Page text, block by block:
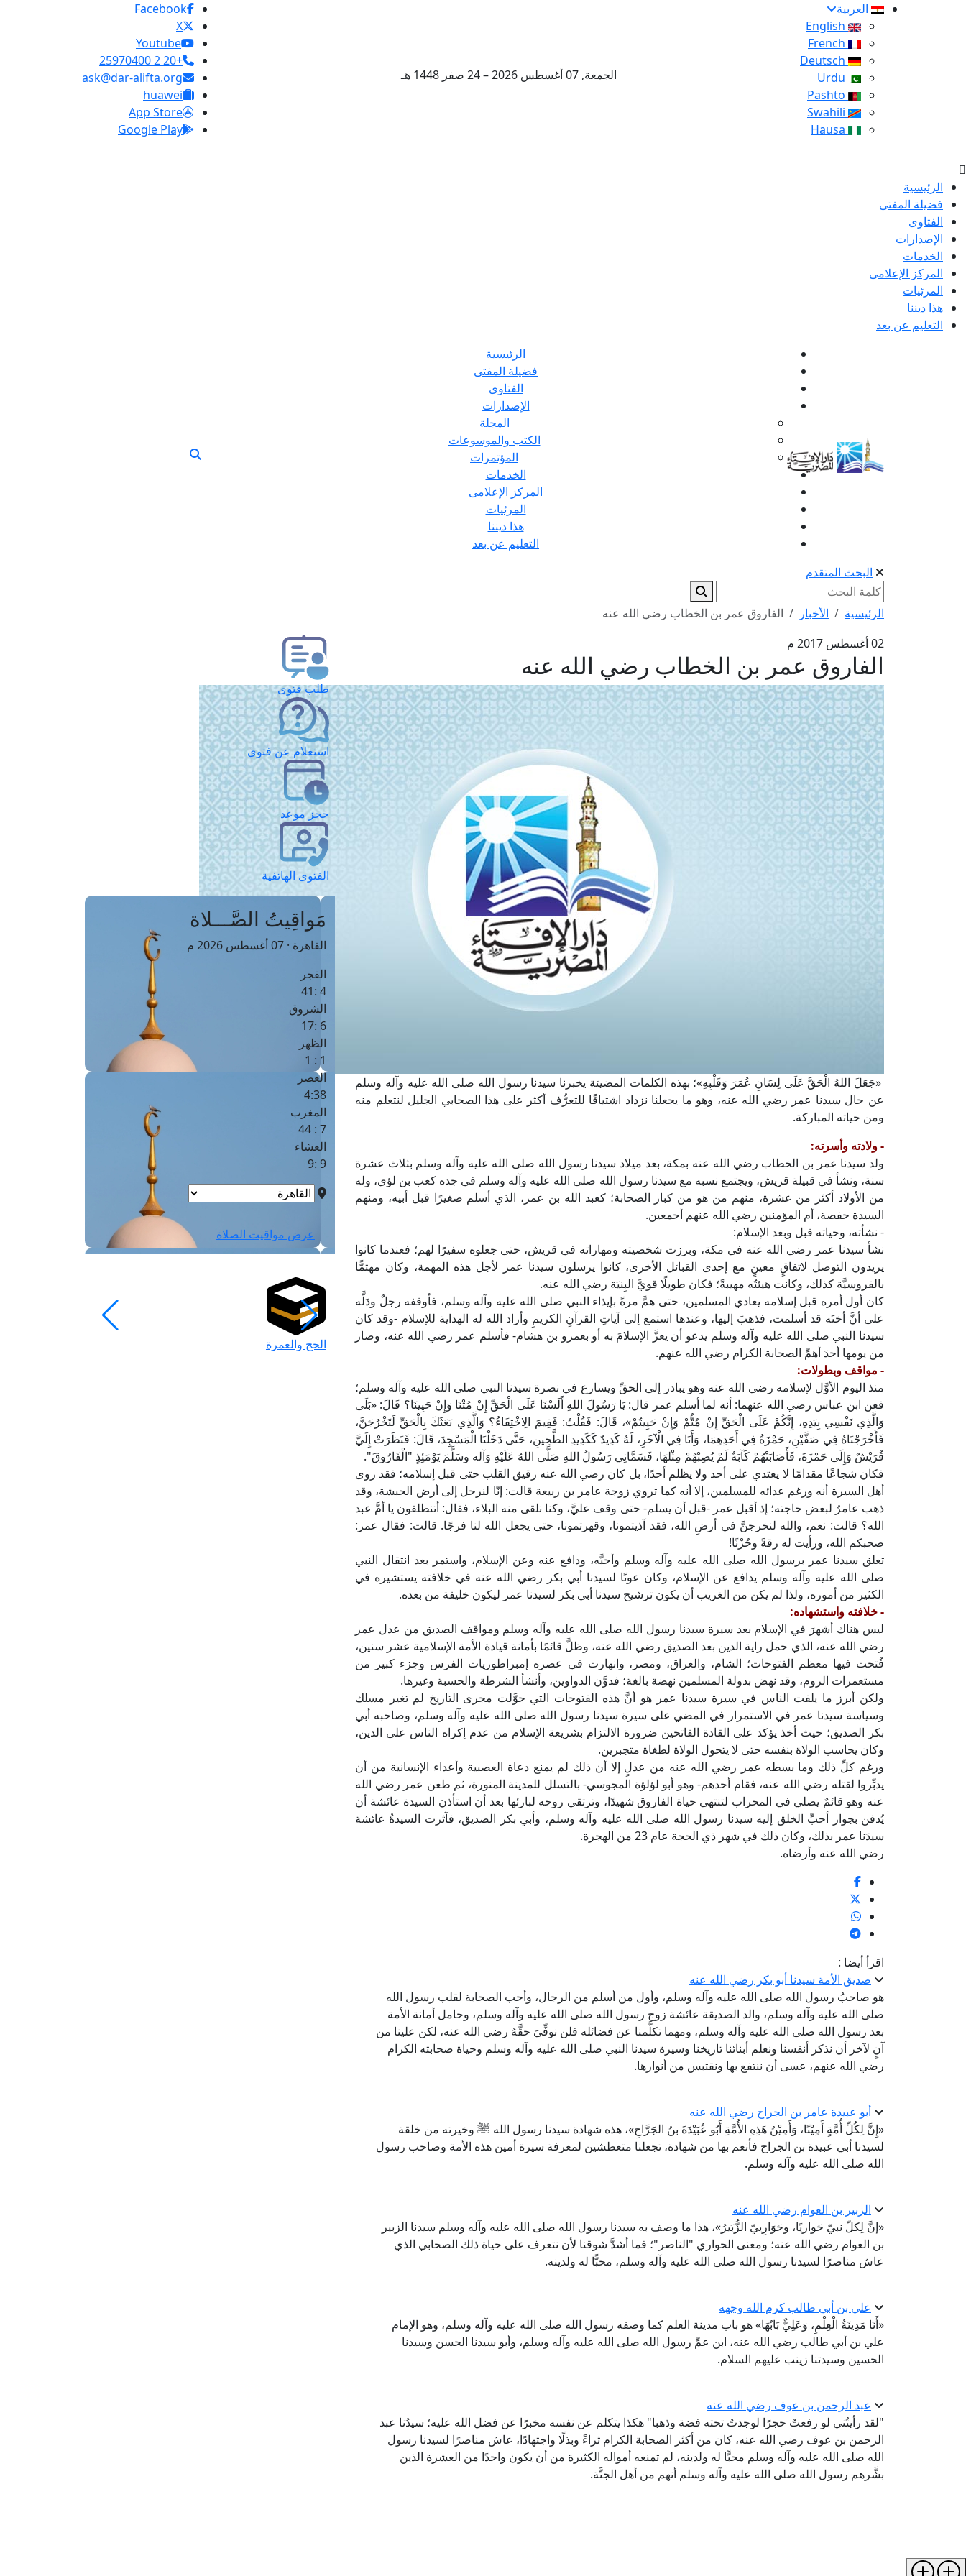
العربية
الجمعة, 07 أغسطس 2026 – 24 صفر 1448 هـ
Facebook
X
Youtube
+20 2 25970400
ask@dar-alifta.org
huawei
App Store
Google Play
الرئيسية
فضيلة المفتى
الفتاوى
الإصدارات
الخدمات
المركز الإعلامى
المرئيات
هذا ديننا
التعليم عن بعد
الرئيسية
فضيلة المفتى
الفتاوى
الإصدارات
المجلة
الكتب والموسوعات
المؤتمرات
الخدمات
المركز الإعلامى
المرئيات
هذا ديننا
التعليم عن بعد
البحث المتقدم
الرئيسية الأخبار
الفاروق عمر بن الخطاب رضي الله عنه
02 أغسطس 2017 م
الفاروق عمر بن الخطاب رضي الله عنه
«جَعَلَ اللهُ الْحَقَّ عَلَى لِسَانِ عُمَرَ وَقَلْبِهِ»؛ بهذه الكلمات المضيئة يخبرنا سيدنا رسول الله صلى الله عليه وآله وسلم
عن حال سيدنا عمر رضي الله عنه، وهو ما يجعلنا نزداد اشتياقًا للتعرُّف أكثر على هذا الصحابي الجليل لنتعلم منه
ومن حياته المباركة.
- ولادته وأسرته:
ولد سيدنا عمر بن الخطاب رضي الله عنه بمكة، بعد ميلاد سيدنا رسول الله صلى الله عليه وآله وسلم بثلاث عشرة
سنة، ونشأ في قبيلة قريش، ويجتمع نسبه مع سيدنا رسول الله صلى الله عليه وآله وسلم في جده كعب بن لؤي، وله
من الأولاد أكثر من عشرة، منهم من هو من كبار الصحابة؛ كعبد الله بن عمر، الذي أسلم صغيرًا قبل أبيه، ومنهم
السيدة حفصة، أم المؤمنين رضي الله عنهم أجمعين.
- نشأته، وحياته قبل وبعد الإسلام:
نشأ سيدنا عمر رضي الله عنه في مكة، وبرزت شخصيته ومهاراته في قريش، حتى جعلوه سفيرًا لهم؛ فعندما كانوا
يريدون التوصل لاتفاقٍ معينٍ مع إحدى القبائل الأخرى، كانوا يرسلون سيدنا عمر لأجل هذه المهمة، وكان مهتمًّا
بالفروسيَّة كذلك، وكانت هيئتُه مهيبةً؛ فكان طويلًا قويَّ البِنيَة رضي الله عنه.
كان أول أمره قبل إسلامه يعادي المسلمين، حتى همَّ مرةً بإيذاء النبي صلى الله عليه وآله وسلم، فأوقفه رجلٌ ودَلَّه
على أنَّ أختَه قد أسلمت، فذهبَ إليها، وعندها استمع إلى آياتِ القرآنِ الكريمِ وأراد الله له الهداية للإسلام -وقد كان
سيدنا النبي صلى الله عليه وآله وسلم يدعو أن يعزَّ الإسلامَ به أو بعمرو بن هشام- فأسلم عمر رضي الله عنه، وصار
من يومها أحدَ أهمِّ الصحابة الكرام رضي الله عنهم.
- مواقف وبطولات:
منذ اليوم الأوَّل لإسلامه رضي الله عنه وهو يبادر إلى الحقِّ ويسارع في نصرة سيدنا النبي صلى الله عليه وآله وسلم؛
فعن ابن عباس رضي الله عنهما: أنه لما أسلم عمر قال: يَا رَسُولَ اللهِ أَلَسْنَا عَلَى الْحَقِّ إِنْ مُتْنَا وَإِنْ حَيِينَا؟ قَالَ: «بَلَى
وَالَّذِي نَفْسِي بِيَدِهِ، إِنَّكُمْ عَلَى الْحَقِّ إِنْ مُتُّمْ وَإِنْ حَيِيتُمْ»، قَالَ: فَقُلْتُ: فَفِيمَ الِاخْتِفَاءُ؟ وَالَّذِي بَعَثَكَ بِالْحَقِّ لَتَخْرُجَنَّ،
فَأَخْرَجْنَاهُ فِي صَفَّيْنِ، حَمْزَةُ فِي أَحَدِهِمَا، وَأَنَا فِي الْآخَرِ، لَهُ كَدِيدٌ كَكَدِيدِ الطَّحِينِ، حَتَّى دَخَلْنَا الْمَسْجِدَ، قَالَ: فَنَظَرَتْ إِلَيَّ
قُرَيْشٌ وَإِلَى حَمْزَةَ، فَأَصَابَتْهُمْ كَآبَةٌ لَمْ يُصِبْهُمْ مِثْلهَا، فَسَمَّانِي رَسُولُ اللهِ صَلَّى اللهُ عَلَيْهِ وَآله وسَلَّمَ يَوْمَئِذٍ "الْفَارُوقَ".
فكان شجاعًا مقدامًا لا يعتدي على أحد ولا يظلم أحدًا، بل كان رضي الله عنه رقيق القلب حتى قبل إسلامه؛ فقد روى
أهل السيرة أنه ورغم عدائه للمسلمين، إلا أنه كما تروي زوجة عامر بن ربيعة قالت: إنّا لنرحل إلى أرض الحبشة، وقد
ذهب عامرٌ لبعض حاجته؛ إذ أقبل عمر -قبل أن يسلم- حتى وقف عليَّ، وكنا نلقى منه البلاء، فقال: أتنطلقون يا أمَّ عبد
الله؟ قالت: نعم، والله لنخرجنَّ في أرضِ الله، فقد آذيتمونا، وقهرتمونا، حتى يجعل الله لنا فرجًا. قالت: فقال عمر:
صحبكم الله، ورأيت له رقةً وحُزْنًا!
تعلق سيدنا عمر برسول الله صلى الله عليه وآله وسلم وأحبَّه، ودافع عنه وعن الإسلام، واستمر بعد انتقال النبي
صلى الله عليه وآله وسلم يدافع عن الإسلام، وكان عونًا لسيدنا أبي بكر رضي الله عنه في خلافته يستشيره في
الكثير من أموره، ولذا لم يكن من الغريب أن يكون ترشيح سيدنا أبي بكر لسيدنا عمر ليكون خليفة من بعده.
- خلافته واستشهاده:
ليس هناك أشهرَ في الإسلام بعد سيرة سيدنا رسول الله صلى الله عليه وآله وسلم ومواقف الصديق من عدل عمر
رضي الله عنه، الذي حمل راية الدين بعد الصديق رضي الله عنه، وظلَّ قائمًا بأمانة قيادة الأمة الإسلامية عشر سنين،
فُتحت فيها معظم الفتوحات؛ الشام، والعراق، ومصر، وانهارت في عصره إمبراطوريات الفرس وجزء كبير من
مستعمرات الروم، وقد نهض بدولة المسلمين نهضة بالغة؛ فدوَّن الدواوين، وأنشأ الشرطة والحسبة وغيرها.
ولكن أبرز ما يلفت الناس في سيرة سيدنا عمر هو أنَّ هذه الفتوحات التي حوَّلت مجرى التاريخ لم تغير مسلك
وسياسة سيدنا عمر في الاستمرار في المضي على سيرة سيدنا رسول الله صلى الله عليه وآله وسلم، وصاحبه أبي
بكر الصديق؛ حيث أخذ يؤكد على القادة الفاتحين ضرورة الالتزام بشريعة الإسلام من عدم إكراه الناس على الدين،
وكان يحاسب الولاة بنفسه حتى لا يتحول الولاة لطغاة متجبرين.
ورغم كلِّ ذلك وما بسطه عمر رضي الله عنه من عدلٍ إلا أن ذلك لم يمنع دعاة العصبية وأعداء الإنسانية من أن
يدبِّروا لقتله رضي الله عنه، فقام أحدهم- وهو أبو لؤلؤة المجوسي- بالتسلل للمدينة المنورة، ثم طعن عمر رضي الله
عنه وهو قائمٌ يصلي في المحراب لتنتهي حياة الفاروق شهيدًا، وترتقي روحه لبارئها بعد أن استأذن السيدة عائشة أن
يُدفن بجوار أحبِّ الخلق إليه سيدنا رسول الله صلى الله عليه وآله وسلم، وأبي بكر الصديق، فآثرت السيدةُ عائشة
سيدَنا عمر بذلك، وكان ذلك في شهر ذي الحجة عام 23 من الهجرة.
رضي الله عنه وأرضاه.
اقرأ أيضا :
صديق الأمة سيدنا أبو بكر رضي الله عنه
هو صاحبُ رسول الله صلى الله عليه وآله وسلم، وأول من أسلم من الرجال، وأحب الصحابة لقلب رسول الله
صلى الله عليه وآله وسلم، والد الصديقة عائشة زوج رسول الله صلى الله عليه وآله وسلم، وحامل أمانة الأمة
بعد رسول الله صلى الله عليه وآله وسلم، ومهما تكلَّمنا عن فضائله فلن نوفِّيَ حقَّهُ رضي الله عنه، لكن علينا من
آنٍ لآخر أن نذكر أنفسنا ونعلم أبنائنا تاريخنا وسيرة سيدنا النبي صلى الله عليه وآله وسلم وحياة صحابته الكرام
رضي الله عنهم، عسى أن ننتفع بها ونقتبس من أنوارها.
أبو عبيدة عامر بن الجراح رضي الله عنه
«إِنَّ لِكُلِّ أُمَّةٍ أَمِيْنًا، وَأَمِيْنُ هَذِهِ الأُمَّةِ أَبُو عُبَيْدَةَ بنُ الجَرَّاحِ»، هذه شهادة سيدنا رسول الله ﷺ وخيرته من خلقة
لسيدنا أبي عبيدة بن الجراح فأنعم بها من شهادة، تجعلنا متعطشين لمعرفة سيرة أمين هذه الأمة وصاحب رسول
الله صلى الله عليه وآله وسلم.
الزبير بن العوام رضي الله عنه
«إنَّ لِكلّ نبيّ حَواريًا، وحَوَارِييّ الزُّبَيرُ»، هذا ما وصف به سيدنا رسول الله صلى الله عليه وآله وسلم سيدنا الزبير
بن العوام رضي الله عنه؛ ومعنى الحواري "الناصر"؛ فما أشدَّ شوقنا لأن نتعرف على حياة ذلك الصحابي الذي
عاش مناصرًا لسيدنا رسول الله صلى الله عليه وآله وسلم، محبًّا له ولدينه.
علي بن أبي طالب كرم الله وجهه
«أَنَا مَدِينَةُ الْعِلْمِ، وَعَلِيٌّ بَابُهَا» هو باب مدينة العلم كما وصفه رسول الله صلى الله عليه وآله وسلم، وهو الإمام
علي بن أبي طالب رضي الله عنه، ابن عمِّ رسول الله صلى الله عليه وآله وسلم، وأبو سيدنا الحسن وسيدنا
الحسين وسيدتنا زينب عليهم السلام.
عبد الرحمن بن عوف رضي الله عنه
"لقد رأيتُني لو رفعتُ حجرًا لوجدتُ تحته فضة وذهبا" هكذا يتكلم عن نفسه مخبرًا عن فضل الله عليه؛ سيدُنا عبد
الرحمن بن عوف رضي الله عنه، كان من أكثر الصحابة الكرام ثراءً وبذلًا واجتهادًا، عاش مناصرًا لسيدنا رسول
الله صلى الله عليه وآله وسلم محبًّا له ولدينه، لم تمنعه أمواله الكثيرة من أن يكون واحدًا من العشرة الذين
بشَّرهم رسول الله صلى الله عليه وآله وسلم أنهم من أهل الجنَّة.
طلب فتوى
استعلام عن فتوى
حجز موعد
الفتوى الهاتفية
مَواقِيتُ الصَّـــلاة
القاهرة · 07 أغسطس 2026 م
الفجر
4 :41
الشروق
6 :17
الظهر
1 : 1
العصر
4:38
المغرب
7 : 44
العشاء
9 :9
عرض مواقيت الصلاة
الحج والعمرة